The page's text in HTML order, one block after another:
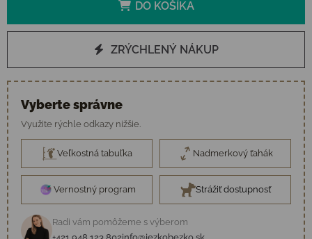
DO KOŠÍKA
ZRÝCHLENÝ NÁKUP
Vyberte správne
Využite rýchle odkazy nižšie.
Veľkostná tabuľka Nadmerkový ťahák
Vernostný program Strážiť dostupnosť
Radi vám pomôžeme s výberom